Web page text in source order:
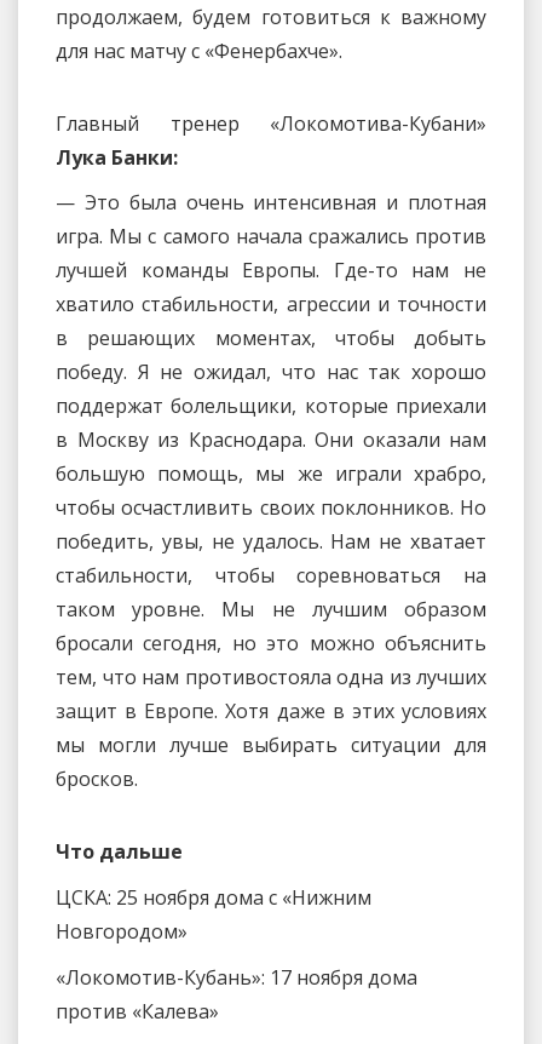
продолжаем, будем готовиться к важному
для нас матчу с «Фенербахче».
Главный тренер «Локомотива-Кубани»
Лука Банки:
— Это была очень интенсивная и плотная
игра. Мы с самого начала сражались против
лучшей команды Европы. Где-то нам не
хватило стабильности, агрессии и точности
в решающих моментах, чтобы добыть
победу. Я не ожидал, что нас так хорошо
поддержат болельщики, которые приехали
в Москву из Краснодара. Они оказали нам
большую помощь, мы же играли храбро,
чтобы осчастливить своих поклонников. Но
победить, увы, не удалось. Нам не хватает
стабильности, чтобы соревноваться на
таком уровне. Мы не лучшим образом
бросали сегодня, но это можно объяснить
тем, что нам противостояла одна из лучших
защит в Европе. Хотя даже в этих условиях
мы могли лучше выбирать ситуации для
бросков.
Что дальше
ЦСКА: 25 ноября дома с «Нижним
Новгородом»
«Локомотив-Кубань»: 17 ноября дома
против «Калева»